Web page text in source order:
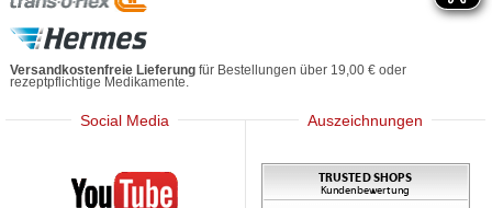
Versandkostenfreie Lieferung für Bestellungen über 19,00 € oder
rezeptpflichtige Medikamente.
Social Media
Mediherz
Auszeichnungen